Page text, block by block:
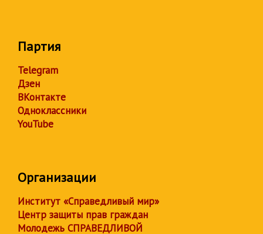
Партия
Telegram
Дзен
ВКонтакте
Одноклассники
YouTube
Организации
Институт «Справедливый мир»
Центр защиты прав граждан
Молодежь СПРАВЕДЛИВОЙ